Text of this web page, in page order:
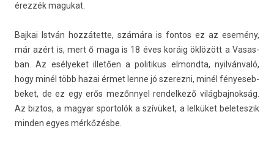
érezzék magukat.
Baj­kai István hozzátette, számára is fon­tos ez az esemény,
már azért is, mert ő maga is 18 éves koráig öklözött a Vasas­
ban. Az esélyeket illetően a politikus el­mondta, nyilvánvaló,
hogy minél több hazai érmet lenne jó szerez­ni, minél fényeseb­
beket, de ez egy erős mezőnnyel re­ndel­kező világ­bajnok­ság.
Az bi­ztos, a magyar spor­tolók a szívüket, a lelküket be­letes­zik
mind­en egyes mérkőzésbe.